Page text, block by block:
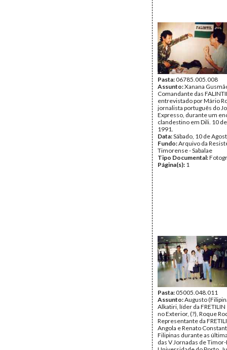
Pasta:06785.005.008
Assunto:Xanana
Comandante das
entrevistado por Mário
jornalista português do
Expresso, durante um
clandestino em Dili. 10
1991.
Data:Sábado, 10 de
Fundo:Arquivo da
Timorense - Sabalae
Tipo Documental:
Página(s): 1
Pasta:05005.048.011
Assunto:Augusto
Alkatiri, líder da
no Exterior, (?), Roque
Representante da
Angola e Renato
Filipinas durante as
das V Jornadas de